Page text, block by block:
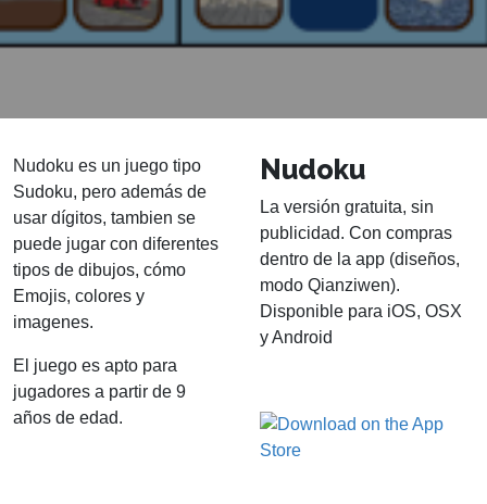
Nudoku es un juego tipo
Sudoku, pero además de
usar dígitos, tambien se
puede jugar con diferentes
tipos de dibujos, cómo
Emojis, colores y
imagenes.
El juego es apto para
jugadores a partir de 9
años de edad.
Nudoku
La versión gratuita, sin
publicidad. Con compras
dentro de la app (diseños,
modo Qianziwen).
Disponible para iOS, OSX
y Android